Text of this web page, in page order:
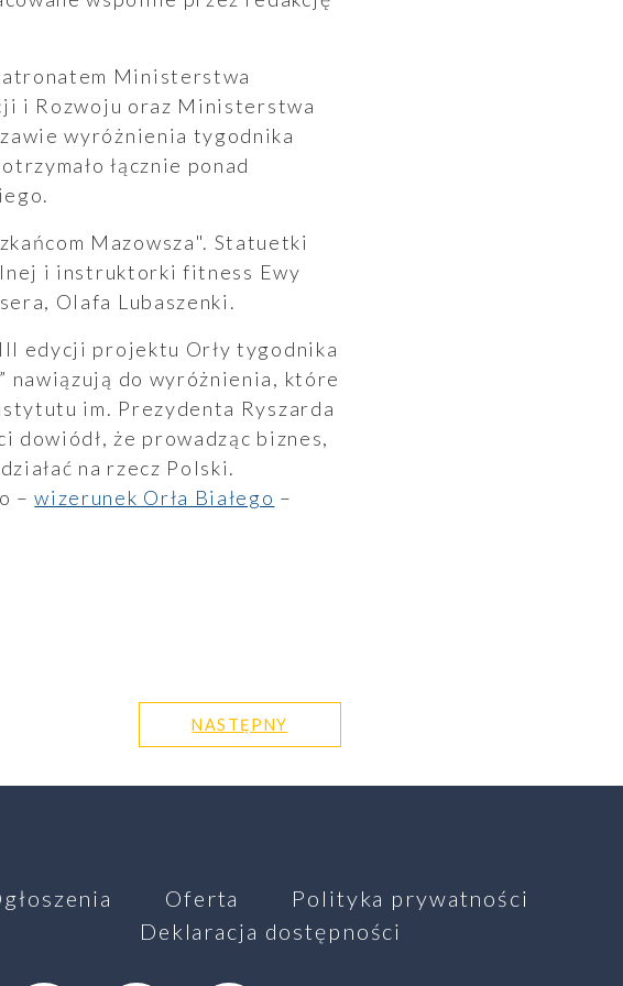
Ministerstwa
i Rozwoju oraz Ministerstwa
wyróżnienia tygodnika
łącznie ponad
Mazowsza". Statuetki
i instruktorki fitness Ewy
Olafa Lubaszenki.
edycji projektu Orły tygodnika
nawiązują do wyróżnienia, które
im. Prezydenta Ryszarda
dowiódł, że prowadząc biznes,
na rzecz Polski.
–wizerunek Orła Białego –
NASTĘPNY
Oferta
Polityka prywatności
Deklaracja dostępności